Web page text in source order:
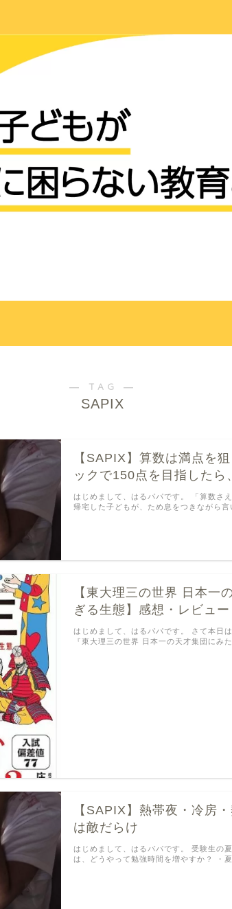
― TAG ―
SAPIX
【SAPIX】算数は満点を
ックで150点を目指したら
はじめまして、はるパパです。 「算数さ
帰宅した子どもが、ため息をつきながら
【東大理三の世界 日本一
ぎる生態】感想・レビュー
はじめまして、はるパパです。 さて本日
『東大理三の世界 日本一の天才集団にみ
【SAPIX】熱帯夜・冷房
は敵だらけ
はじめまして、はるパパです。 受験生の
は、どうやって勉強時間を増やすか？ ・